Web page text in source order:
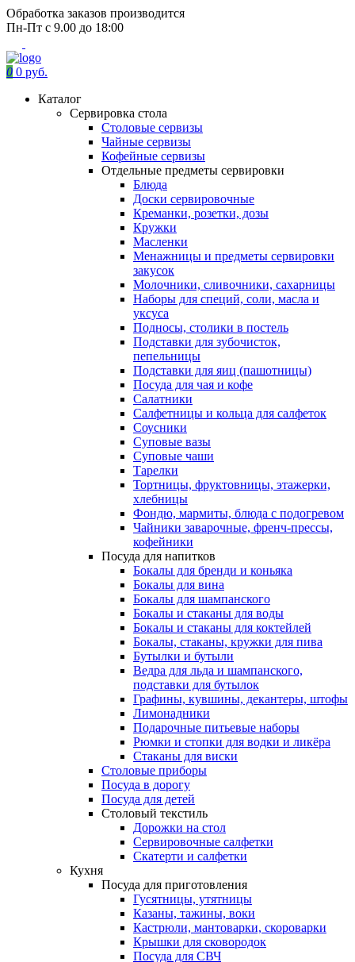
Обработка заказов производится
Пн-Пт с 9.00 до 18:00
0 0 руб.
Каталог
Сервировка стола
Столовые сервизы
Чайные сервизы
Кофейные сервизы
Отдельные предметы сервировки
Блюда
Доски сервировочные
Креманки, розетки, дозы
Кружки
Масленки
Менажницы и предметы сервировки
закусок
Молочники, сливочники, сахарницы
Наборы для специй, соли, масла и
уксуса
Подносы, столики в постель
Подставки для зубочисток,
пепельницы
Подставки для яиц (пашотницы)
Посуда для чая и кофе
Салатники
Салфетницы и кольца для салфеток
Соусники
Суповые вазы
Суповые чаши
Тарелки
Тортницы, фруктовницы, этажерки,
хлебницы
Фондю, мармиты, блюда с подогревом
Чайники заварочные, френч-прессы,
кофейники
Посуда для напитков
Бокалы для бренди и коньяка
Бокалы для вина
Бокалы для шампанского
Бокалы и стаканы для воды
Бокалы и стаканы для коктейлей
Бокалы, стаканы, кружки для пива
Бутылки и бутыли
Ведра для льда и шампанского,
подставки для бутылок
Графины, кувшины, декантеры, штофы
Лимонадники
Подарочные питьевые наборы
Рюмки и стопки для водки и ликёра
Стаканы для виски
Столовые приборы
Посуда в дорогу
Посуда для детей
Столовый текстиль
Дорожки на стол
Сервировочные салфетки
Скатерти и салфетки
Кухня
Посуда для приготовления
Гусятницы, утятницы
Казаны, тажины, воки
Кастрюли, мантоварки, скороварки
Крышки для сковородок
Посуда для СВЧ